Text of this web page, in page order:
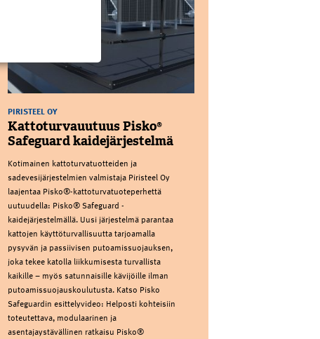
PIRISTEEL OY
Kattoturvauutuus Pisko®
Safeguard kaidejärjestelmä
Kotimainen kattoturvatuotteiden ja
sadevesijärjestelmien valmistaja Piristeel Oy
laajentaa Pisko®-kattoturvatuoteperhettä
uutuudella: Pisko® Safeguard -
kaidejärjestelmällä. Uusi järjestelmä parantaa
kattojen käyttöturvallisuutta tarjoamalla
pysyvän ja passiivisen putoamissuojauksen,
joka tekee katolla liikkumisesta turvallista
kaikille – myös satunnaisille kävijöille ilman
putoamissuojauskoulutusta. Katso Pisko
Safeguardin esittelyvideo: Helposti kohteisiin
toteutettava, modulaarinen ja
asentajaystävällinen ratkaisu Pisko®